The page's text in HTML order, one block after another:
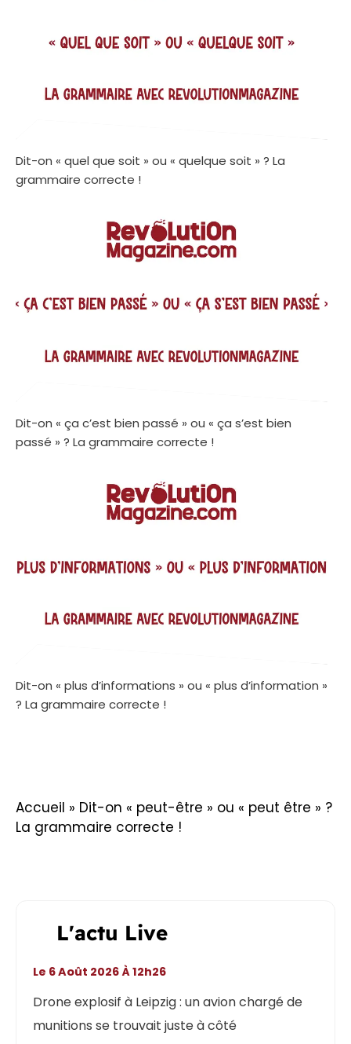
Dit-on « quel que soit » ou « quelque soit » ? La
grammaire correcte !
Dit-on « ça c’est bien passé » ou « ça s’est bien
passé » ? La grammaire correcte !
Dit-on « plus d’informations » ou « plus d’information »
? La grammaire correcte !
Accueil » Dit-on « peut-être » ou « peut être » ?
La grammaire correcte !
L'actu Live
Drone explosif à Leipzig : un avion chargé de
munitions se trouvait juste à côté
Le 6 Août 2026 À 12h26